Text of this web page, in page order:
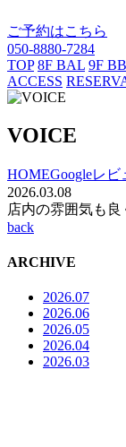
ご予約はこちら
050-8880-7284
TOP 8F BAL 9F
ACCESS
VOICE
HOMEGoogleレビ
2026.03.08
店内の雰囲気も良
back
ARCHIVE
2026.07
2026.06
2026.05
2026.04
2026.03